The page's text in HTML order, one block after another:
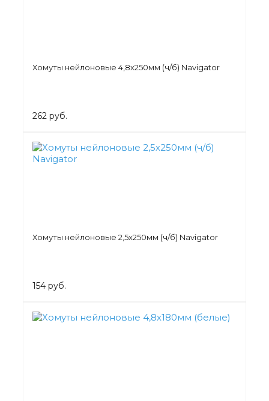
Хомуты нейлоновые 4,8х250мм (ч/б) Navigator
262 руб.
Хомуты нейлоновые 2,5х250мм (ч/б) Navigator
154 руб.